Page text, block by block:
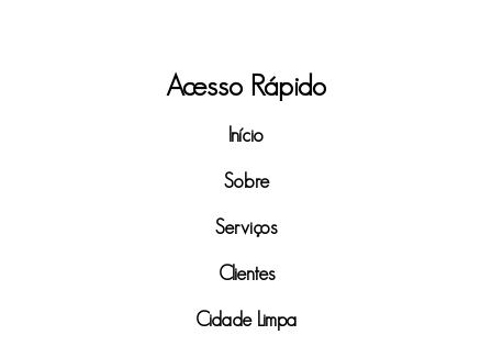
Acesso Rápido
Início
Sobre
Serviços
Clientes
Cidade Limpa